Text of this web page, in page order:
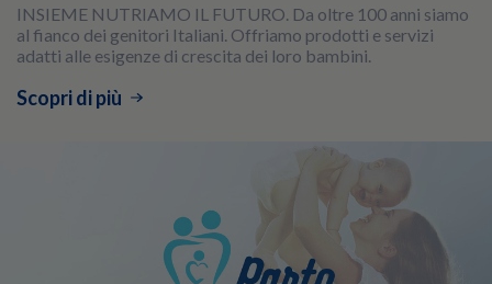
INSIEME NUTRIAMO IL FUTURO. Da oltre 100 anni siamo
al fianco dei genitori Italiani. Offriamo prodotti e servizi
adatti alle esigenze di crescita dei loro bambini.
Scopri di più